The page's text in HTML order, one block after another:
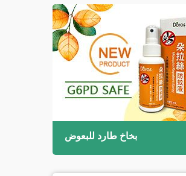
بخاخ طارد للبعوض